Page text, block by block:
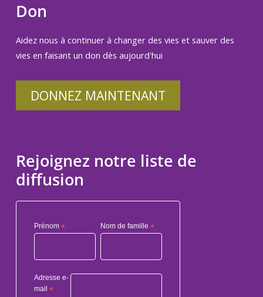
Don
Aidez nous à continuer à changer des vies et sauver des
vies en faisant un don dès aujourd'hui
DONNEZ MAINTENANT
Rejoignez notre liste de
diffusion
Prénom * Nom de famille*
Adresse e-
mail *